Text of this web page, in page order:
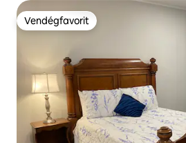
Vendégfavorit
Vendégfavorit